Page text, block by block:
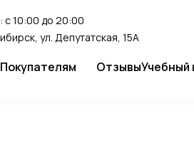
10:00 до 20:00
ул. Депутатская, 15А
Покупателям ОтзывыУчебный